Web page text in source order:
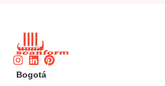
Instagram
Linkedin
Pinterest
Bogotá